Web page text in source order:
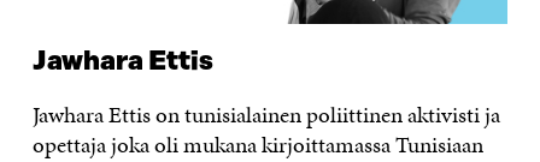
Jawhara Ettis
Jawhara Ettis on tunisialainen poliittinen aktivisti ja
opettaja joka oli mukana kirjoittamassa Tunisiaan